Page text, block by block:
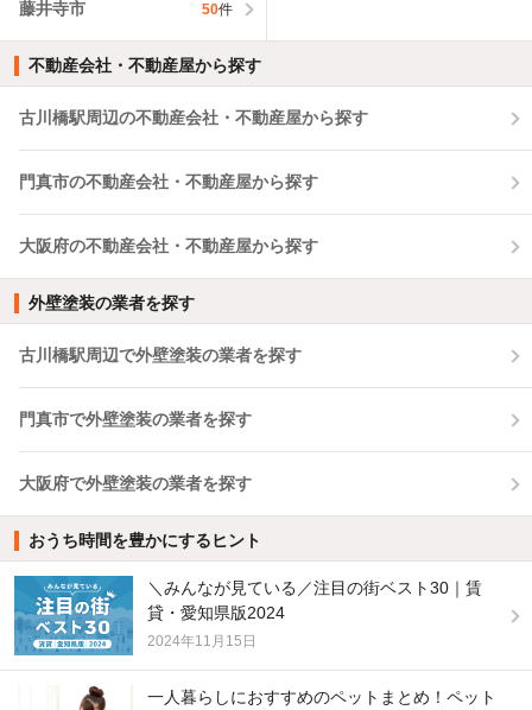
藤井寺市 50件
不動産会社・不動産屋から探す
古川橋駅周辺の不動産会社・不動産屋から探す
門真市の不動産会社・不動産屋から探す
大阪府の不動産会社・不動産屋から探す
外壁塗装の業者を探す
古川橋駅周辺で外壁塗装の業者を探す
門真市で外壁塗装の業者を探す
大阪府で外壁塗装の業者を探す
おうち時間を豊かにするヒント
＼みんなが見ている／注目の街ベスト30｜賃
貸・愛知県版2024
2024年11月15日
一人暮らしにおすすめのペットまとめ！ペット